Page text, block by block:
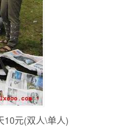
10元(双人\单人)